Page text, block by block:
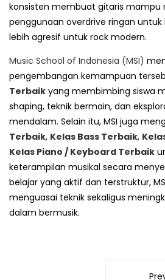
konsisten membuat gitaris mampu
penggunaan overdrive ringan untuk
lebih agresif untuk rock modern.
Music School of Indonesia (MSI)
pengembangan kemampuan
Terbaik yang membimbing siswa
shaping, teknik bermain, dan
mendalam. Selain itu, MSI juga
Terbaik, Kelas Bass Terbaik,
Kelas Piano / Keyboard Terbaik
keterampilan musikal secara
belajar yang aktif dan terstruktur,
menguasai teknik sekaligus
dalam bermusik.